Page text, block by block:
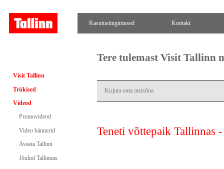
Kasutustingimused Kontakt
Visit Tallinn
Trükised
Videod
Promovideod
Video bännerid
Avasta Tallinn
Jõulud Tallinnas
Tere tulemast Visit Tallinn
Teneti võttepaik Tallinnas